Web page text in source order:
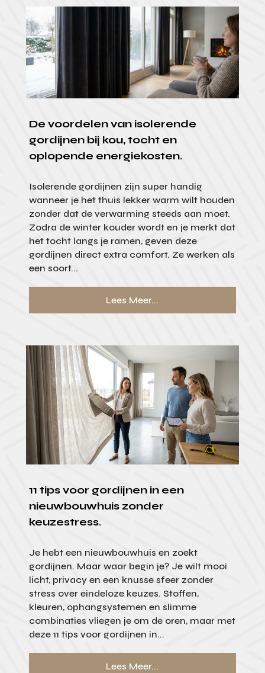
De voordelen van isolerende
gordijnen bij kou, tocht en
oplopende energiekosten.
Isolerende gordijnen zijn super handig
wanneer je het thuis lekker warm wilt houden
zonder dat de verwarming steeds aan moet.
Zodra de winter kouder wordt en je merkt dat
het tocht langs je ramen, geven deze
gordijnen direct extra comfort. Ze werken als
een soort...
Lees Meer...
11 tips voor gordijnen in een
nieuwbouwhuis zonder
keuzestress.
Je hebt een nieuwbouwhuis en zoekt
gordijnen. Maar waar begin je? Je wilt mooi
licht, privacy en een knusse sfeer zonder
stress over eindeloze keuzes. Stoffen,
kleuren, ophangsystemen en slimme
combinaties vliegen je om de oren, maar met
deze 11 tips voor gordijnen in...
Lees Meer...